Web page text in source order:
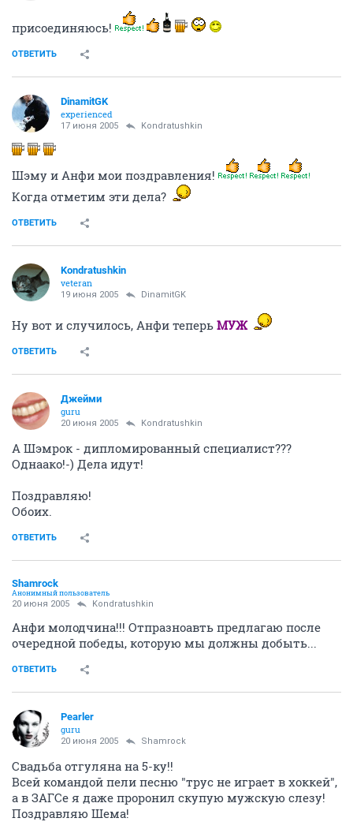
присоединяюсь!
ОТВЕТИТЬ
DinamitGK
experienced
17 июня 2005 Kondratushkin
Шэму и Анфи мои поздравления!
Когда отметим эти дела?
ОТВЕТИТЬ
Kondratushkin
veteran
19 июня 2005 DinamitGK
Ну вот и случилось, Анфи теперь МУЖ
ОТВЕТИТЬ
Джейми
guru
20 июня 2005 Kondratushkin
А Шэмрок - дипломированный специалист???
Однаако!-) Дела идут!
Поздравляю!
Обоих.
ОТВЕТИТЬ
Shamrock
Анонимный пользователь
20 июня 2005 Kondratushkin
Анфи молодчина!!! Отпразноавть предлагаю после
очередной победы, которую мы должны добыть...
ОТВЕТИТЬ
Pearler
guru
20 июня 2005 Shamrock
Свадьба отгуляна на 5-ку!!
Всей командой пели песню "трус не играет в хоккей",
а в ЗАГСе я даже проронил скупую мужскую слезу!
Поздравляю Шема!